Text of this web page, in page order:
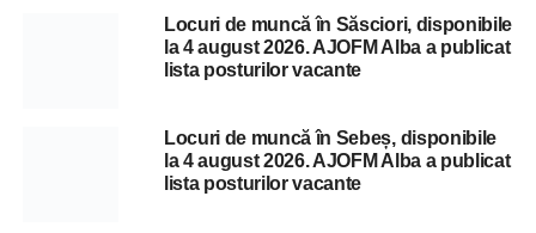
Locuri de muncă în Săsciori, disponibile
la 4 august 2026. AJOFM Alba a publicat
lista posturilor vacante
Locuri de muncă în Sebeș, disponibile
la 4 august 2026. AJOFM Alba a publicat
lista posturilor vacante